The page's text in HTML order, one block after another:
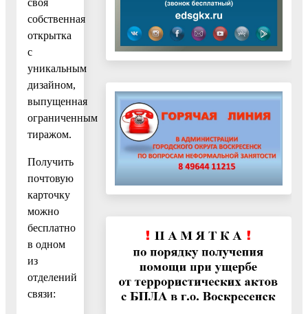
собственная
открытка
с
уникальным
дизайном,
выпущенная
ограниченным
тиражом.
Получить
почтовую
карточку
можно
бесплатно
в одном
из
отделений
связи: